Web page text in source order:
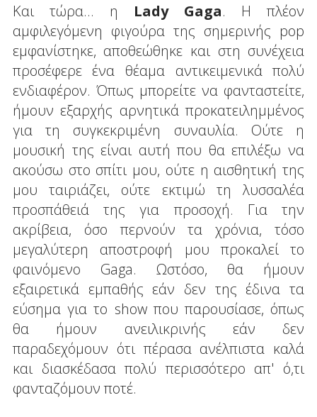
Και τώρα... η Lady Gaga. Η πλέον
αμφιλεγόμενη φιγούρα της σημερινής pop
εμφανίστηκε, αποθεώθηκε και στη συνέχεια
προσέφερε ένα θέαμα αντικειμενικά πολύ
ενδιαφέρον. Όπως μπορείτε να φανταστείτε,
ήμουν εξαρχής αρνητικά προκατειλημμένος
για τη συγκεκριμένη συναυλία. Ούτε η
μουσική της είναι αυτή που θα επιλέξω να
ακούσω στο σπίτι μου, ούτε η αισθητική της
μου ταιριάζει, ούτε εκτιμώ τη λυσσαλέα
προσπάθειά της για προσοχή. Για την
ακρίβεια, όσο περνούν τα χρόνια, τόσο
μεγαλύτερη αποστροφή μου προκαλεί το
φαινόμενο Gaga. Ωστόσο, θα ήμουν
εξαιρετικά εμπαθής εάν δεν της έδινα τα
εύσημα για το show που παρουσίασε, όπως
θα ήμουν ανειλικρινής εάν δεν
παραδεχόμουν ότι πέρασα ανέλπιστα καλά
και διασκέδασα πολύ περισσότερο απ' ό,τι
φανταζόμουν ποτέ.